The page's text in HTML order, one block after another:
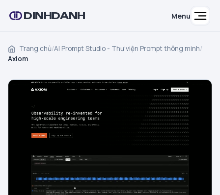
DINHDANH Menu
Trang chủ/AI Prompt Studio - Thư viện Prompt thông minh/
Axiom